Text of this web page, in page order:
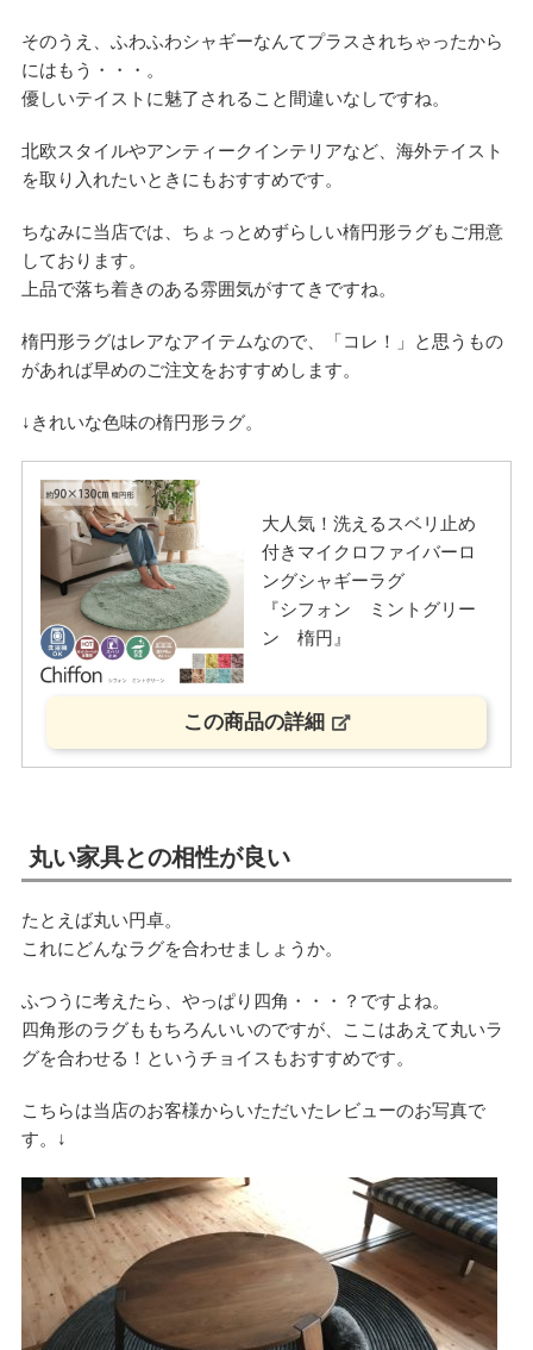
そのうえ、ふわふわシャギーなんてプラスされちゃったから
にはもう・・・。
優しいテイストに魅了されること間違いなしですね。
北欧スタイルやアンティークインテリアなど、海外テイスト
を取り入れたいときにもおすすめです。
ちなみに当店では、ちょっとめずらしい楕円形ラグもご用意
しております。
上品で落ち着きのある雰囲気がすてきですね。
楕円形ラグはレアなアイテムなので、「コレ！」と思うもの
があれば早めのご注文をおすすめします。
↓きれいな色味の楕円形ラグ。
大人気！洗えるスベリ止め
付きマイクロファイバーロ
ングシャギーラグ
『シフォン ミントグリー
ン 楕円』
この商品の詳細
丸い家具との相性が良い
たとえば丸い円卓。
これにどんなラグを合わせましょうか。
ふつうに考えたら、やっぱり四角・・・？ですよね。
四角形のラグももちろんいいのですが、ここはあえて丸いラ
グを合わせる！というチョイスもおすすめです。
こちらは当店のお客様からいただいたレビューのお写真で
す。↓